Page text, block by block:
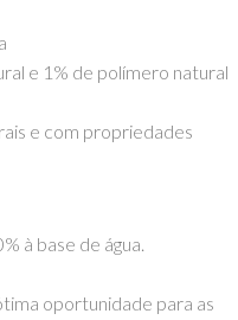
e 1% de polímero natural
e com propriedades
à base de água.
oportunidade para as